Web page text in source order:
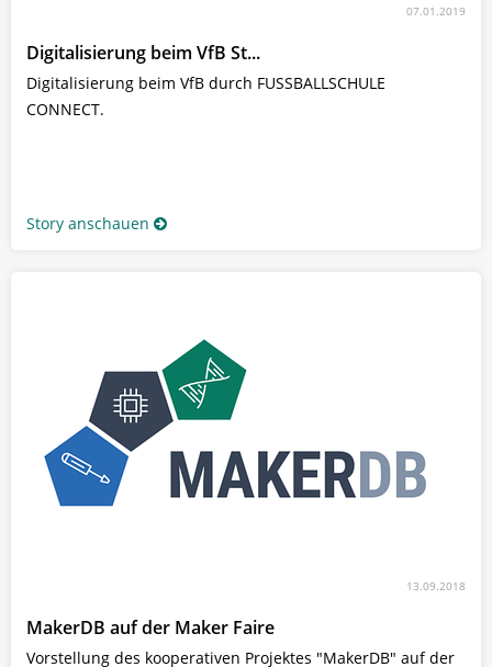
07.01.2019
Digitalisierung beim VfB St...
Digitalisierung beim VfB durch FUSSBALLSCHULE
CONNECT.
Story anschauen
13.09.2018
MakerDB auf der Maker Faire
Vorstellung des kooperativen Projektes "MakerDB" auf der